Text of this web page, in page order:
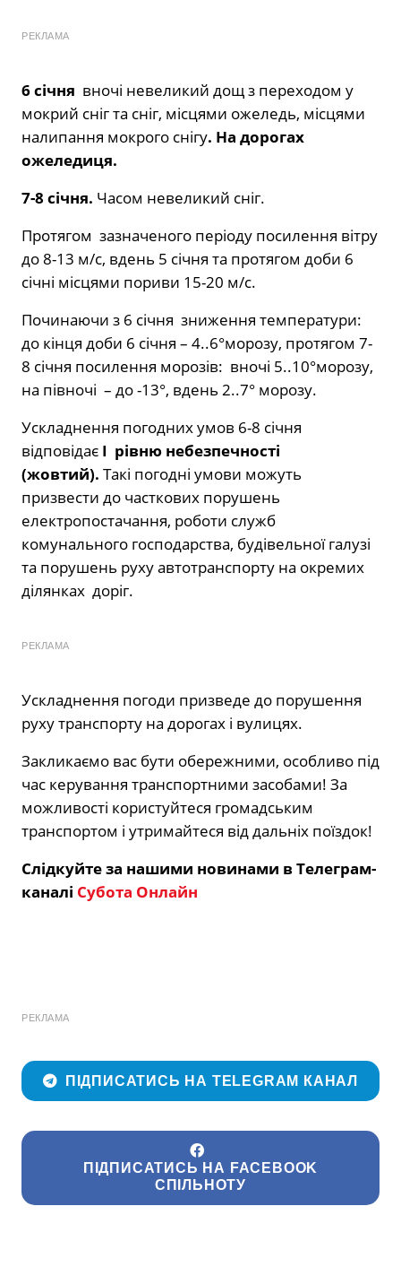
РЕКЛАМА
6 січня вночі невеликий дощ з переходом у
мокрий сніг та сніг, місцями ожеледь, місцями
налипання мокрого снігу. На дорогах
ожеледиця.
7-8 січня. Часом невеликий сніг.
Протягом зазначеного періоду посилення вітру
до 8-13 м/с, вдень 5 січня та протягом доби 6
січні місцями пориви 15-20 м/с.
Починаючи з 6 січня зниження температури:
до кінця доби 6 січня – 4..6°морозу, протягом 7-
8 січня посилення морозів: вночі 5..10°морозу,
на півночі – до -13°, вдень 2..7° морозу.
Ускладнення погодних умов 6-8 січня
відповідає І рівню небезпечності
(жовтий). Такі погодні умови можуть
призвести до часткових порушень
електропостачання, роботи служб
комунального господарства, будівельної галузі
та порушень руху автотранспорту на окремих
ділянках доріг.
РЕКЛАМА
Ускладнення погоди призведе до порушення
руху транспорту на дорогах і вулицях.
Закликаємо вас бути обережними, особливо під
час керування транспортними засобами! За
можливості користуйтеся громадським
транспортом і утримайтеся від дальніх поїздок!
Слідкуйте за нашими новинами в Телеграм-
каналі Субота Онлайн
РЕКЛАМА
ПІДПИСАТИСЬ НА TELEGRAM КАНАЛ
ПІДПИСАТИСЬ НА FACEBOOK
СПІЛЬНОТУ